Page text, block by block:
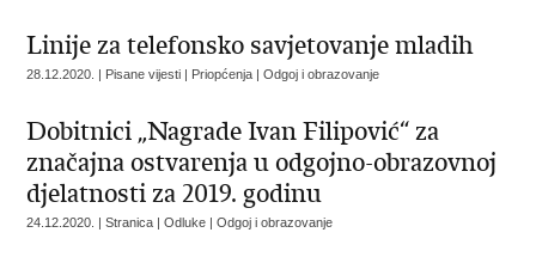
Linije za telefonsko savjetovanje mladih
28.12.2020. | Pisane vijesti | Priopćenja | Odgoj i obrazovanje
Dobitnici „Nagrade Ivan Filipović“ za
značajna ostvarenja u odgojno-obrazovnoj
djelatnosti za 2019. godinu
24.12.2020. | Stranica | Odluke | Odgoj i obrazovanje